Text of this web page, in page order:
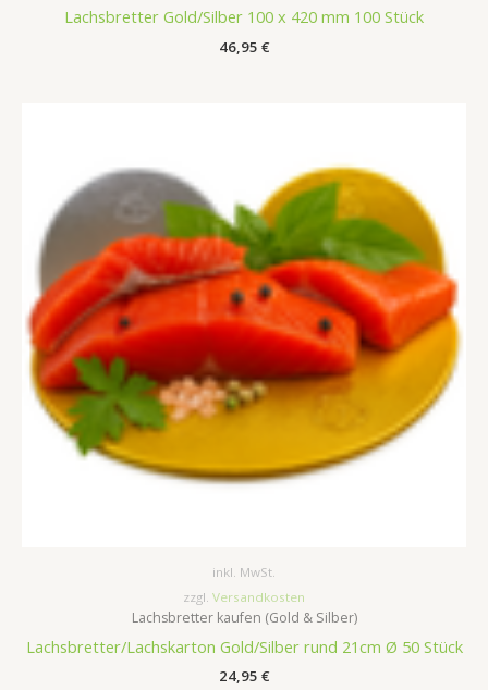
Lachsbretter Gold/Silber 100 x 420 mm 100 Stück
46,95 €
inkl. MwSt.
zzgl. Versandkosten
Lachsbretter kaufen (Gold & Silber)
Lachsbretter/Lachskarton Gold/Silber rund 21cm Ø 50 Stück
24,95 €